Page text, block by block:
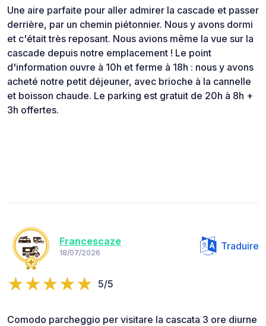
Une aire parfaite pour aller admirer la cascade et passer
derrière, par un chemin piétonnier. Nous y avons dormi
et c'était très reposant. Nous avions même la vue sur la
cascade depuis notre emplacement ! Le point
d'information ouvre à 10h et ferme à 18h : nous y avons
acheté notre petit déjeuner, avec brioche à la cannelle
et boisson chaude. Le parking est gratuit de 20h à 8h +
3h offertes.
Francescaze
18/07/2026
Traduire
5/5
Comodo parcheggio per visitare la cascata 3 ore diurne